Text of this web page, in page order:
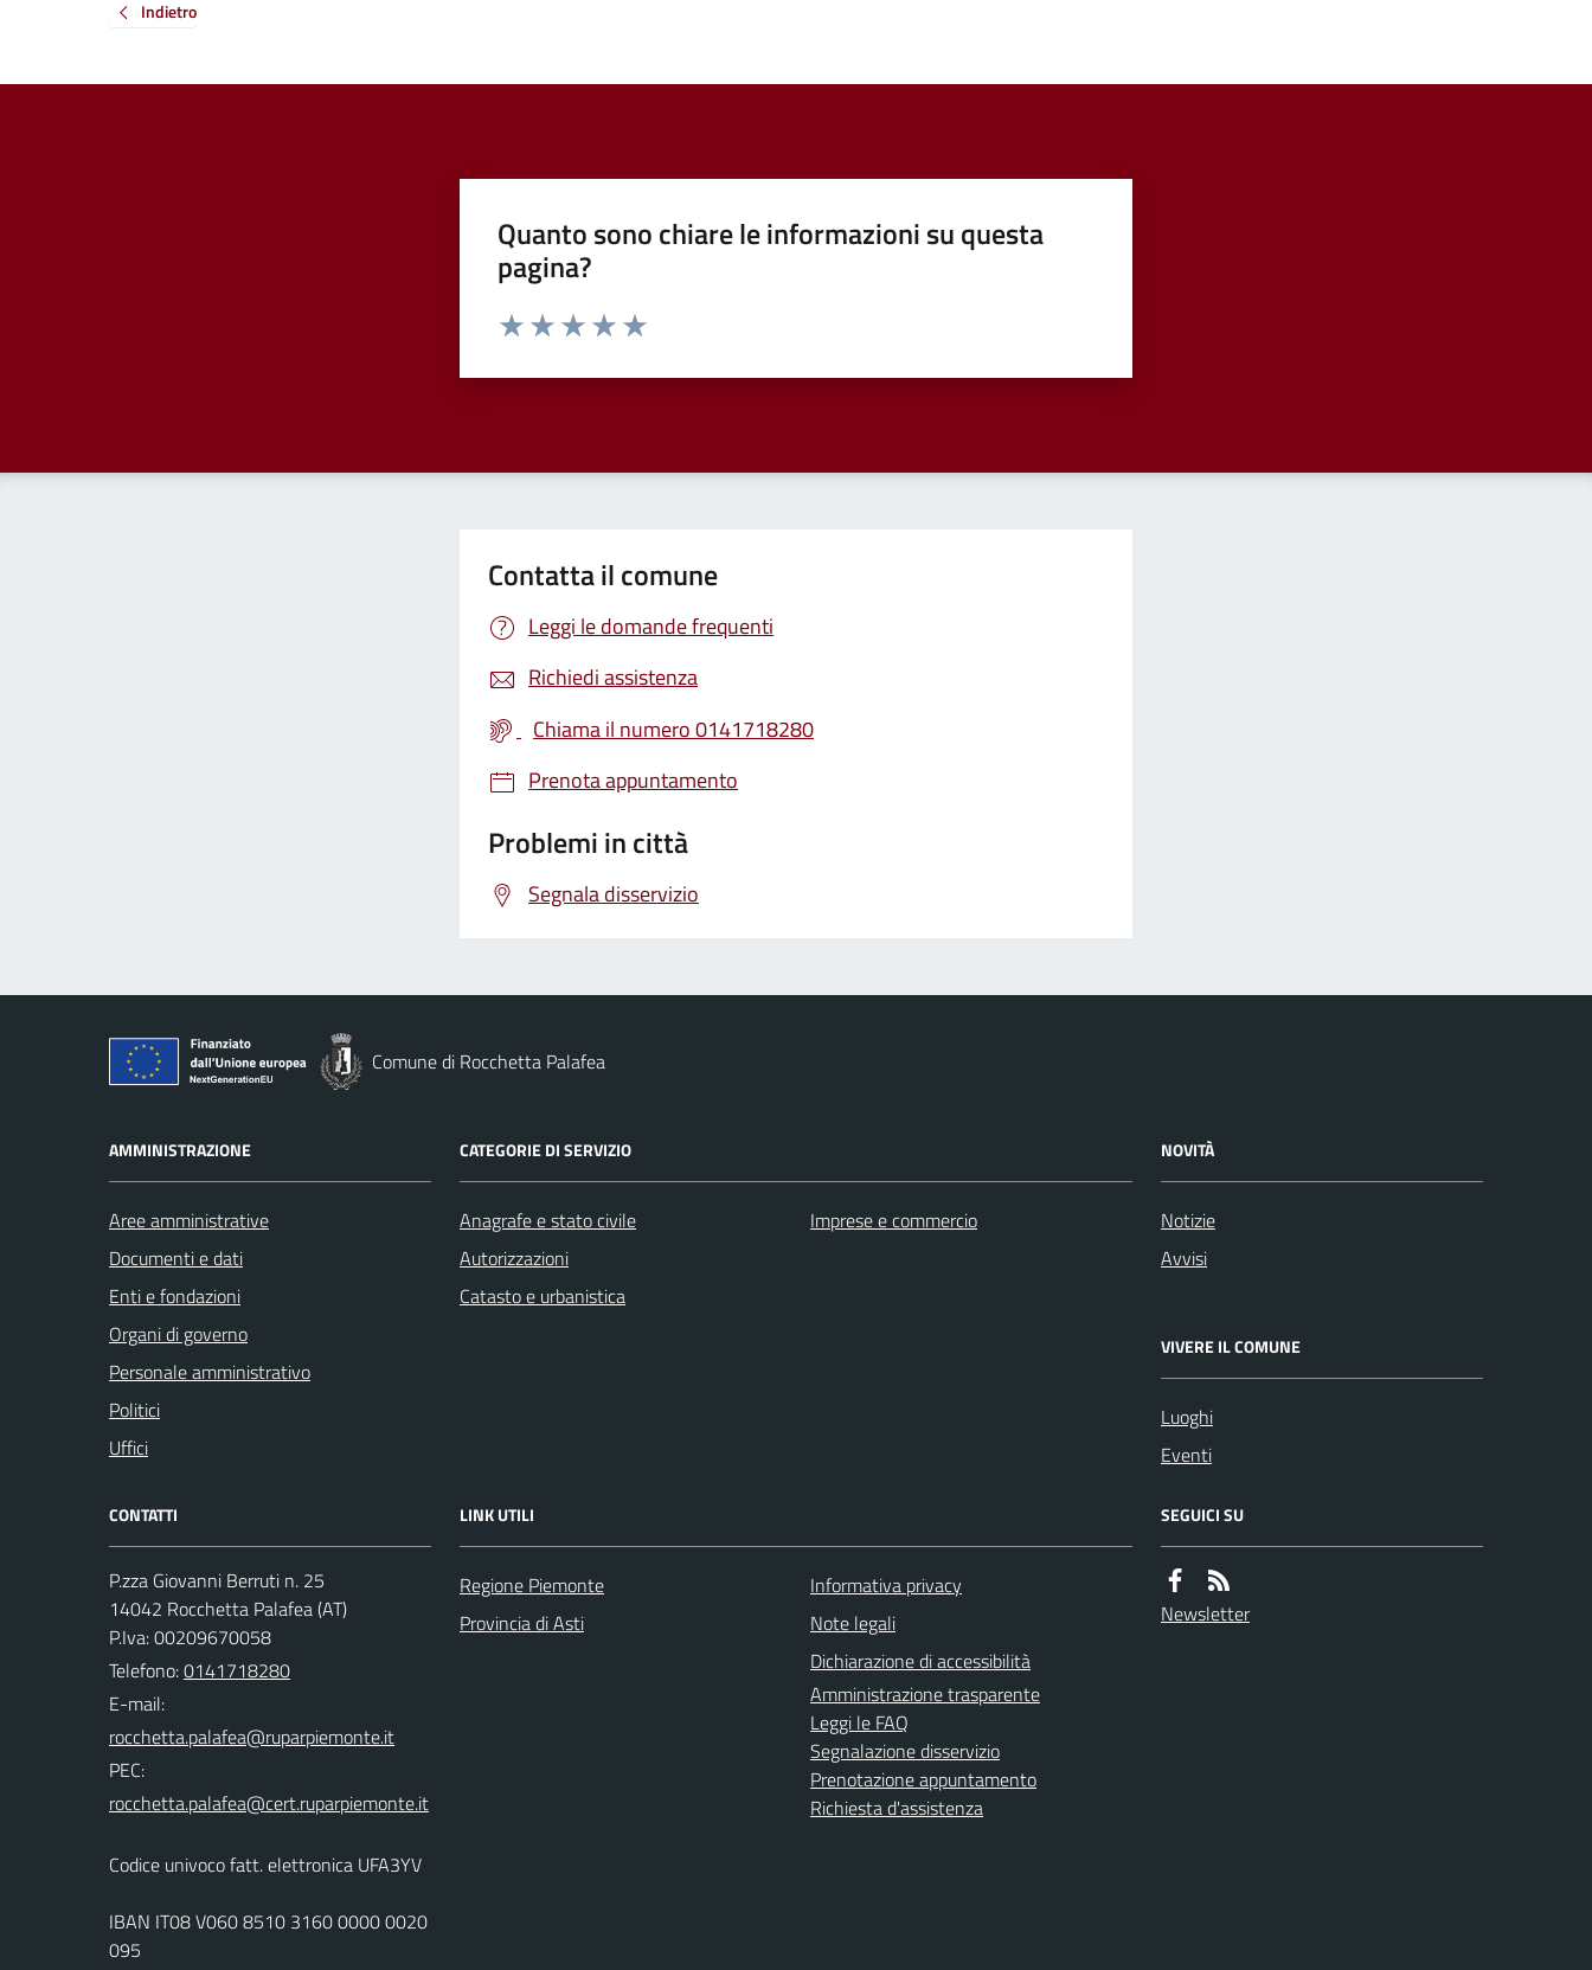
Indietro
Quanto sono chiare le informazioni su questa
pagina?
Valuta da 1 a 5 stelle la pagina
Contatta il comune
Leggi le domande frequenti
Richiedi assistenza
Chiama il numero 0141718280
Prenota appuntamento
Problemi in città
Segnala disservizio
Comune di Rocchetta Palafea
AMMINISTRAZIONE
Aree amministrative
Documenti e dati
Enti e fondazioni
Organi di governo
Personale amministrativo
Politici
Uffici
CATEGORIE DI SERVIZIO
Anagrafe e stato civile
Autorizzazioni
Catasto e urbanistica
Imprese e commercio
NOVITÀ
Notizie
Avvisi
VIVERE IL COMUNE
Luoghi
Eventi
CONTATTI
P.zza Giovanni Berruti n. 25
14042 Rocchetta Palafea (AT)
P.Iva: 00209670058
Telefono:0141718280
E-mail:
PEC:
Codice univoco fatt. elettronica UFA3YV
IBAN IT08 V060 8510 3160 0000 0020
095
LINK UTILI
Regione Piemonte
Provincia di Asti
Informativa privacy
Note legali
Dichiarazione di accessibilità
Amministrazione trasparente
Leggi le FAQ
Segnalazione disservizio
Prenotazione appuntamento
Richiesta d'assistenza
SEGUICI SU
Newsletter